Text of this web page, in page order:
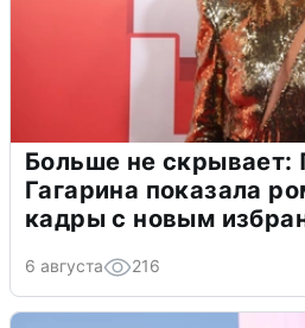
Больше не скрывает:
Гагарина показала
кадры с новым
6 августа 216